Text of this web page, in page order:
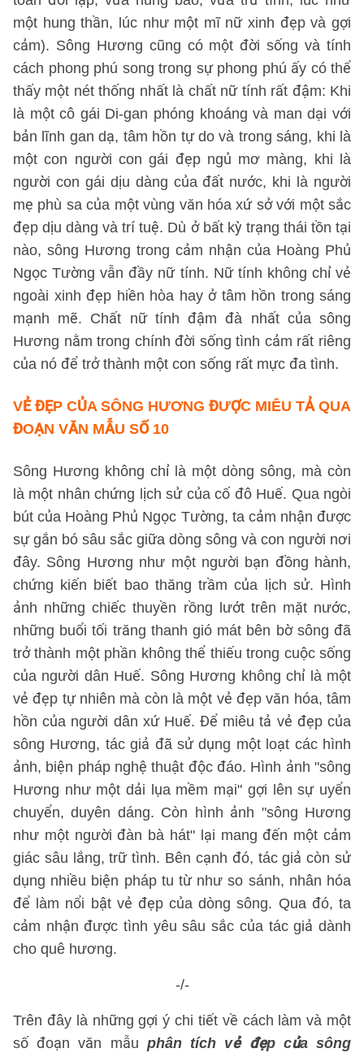
một hung thần, lúc như một mĩ nữ xinh đẹp và gợi
cảm). Sông Hương cũng có một đời sống và tính
cách phong phú song trong sự phong phú ấy có thể
thấy một nét thống nhất là chất nữ tính rất đậm: Khi
là một cô gái Di-gan phóng khoáng và man dại với
bản lĩnh gan dạ, tâm hồn tự do và trong sáng, khi là
một con người con gái đẹp ngủ mơ màng, khi là
người con gái dịu dàng của đất nước, khi là người
mẹ phù sa của một vùng văn hóa xứ sở với một sắc
đẹp dịu dàng và trí tuệ. Dù ở bất kỳ trạng thái tồn tại
nào, sông Hương trong cảm nhận của Hoàng Phủ
Ngọc Tường vẫn đầy nữ tính. Nữ tính không chỉ vẻ
ngoài xinh đẹp hiền hòa hay ở tâm hồn trong sáng
mạnh mẽ. Chất nữ tính đậm đà nhất của sông
Hương nằm trong chính đời sống tình cảm rất riêng
của nó để trở thành một con sống rất mực đa tình.
VẺ ĐẸP CỦA SÔNG HƯƠNG ĐƯỢC MIÊU TẢ QUA
ĐOẠN VĂN MẪU SỐ 10
Sông Hương không chỉ là một dòng sông, mà còn
là một nhân chứng lịch sử của cố đô Huế. Qua ngòi
bút của Hoàng Phủ Ngọc Tường, ta cảm nhận được
sự gắn bó sâu sắc giữa dòng sông và con người nơi
đây. Sông Hương như một người bạn đồng hành,
chứng kiến biết bao thăng trầm của lịch sử. Hình
ảnh những chiếc thuyền rồng lướt trên mặt nước,
những buổi tối trăng thanh gió mát bên bờ sông đã
trở thành một phần không thể thiếu trong cuộc sống
của người dân Huế. Sông Hương không chỉ là một
vẻ đẹp tự nhiên mà còn là một vẻ đẹp văn hóa, tâm
hồn của người dân xứ Huế. Để miêu tả vẻ đẹp của
sông Hương, tác giả đã sử dụng một loạt các hình
ảnh, biện pháp nghệ thuật độc đáo. Hình ảnh "sông
Hương như một dải lụa mềm mại" gợi lên sự uyển
chuyển, duyên dáng. Còn hình ảnh "sông Hương
như một người đàn bà hát" lại mang đến một cảm
giác sâu lắng, trữ tình. Bên cạnh đó, tác giả còn sử
dụng nhiều biện pháp tu từ như so sánh, nhân hóa
để làm nổi bật vẻ đẹp của dòng sông. Qua đó, ta
cảm nhận được tình yêu sâu sắc của tác giả dành
cho quê hương.
-/-
Trên đây là những gợi ý chi tiết về cách làm và một
số đoạn văn mẫu phân tích vẻ đẹp của sông